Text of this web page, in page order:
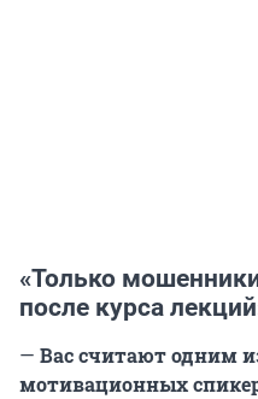
«Только
после курса
— Вас считают одним
мотивационных